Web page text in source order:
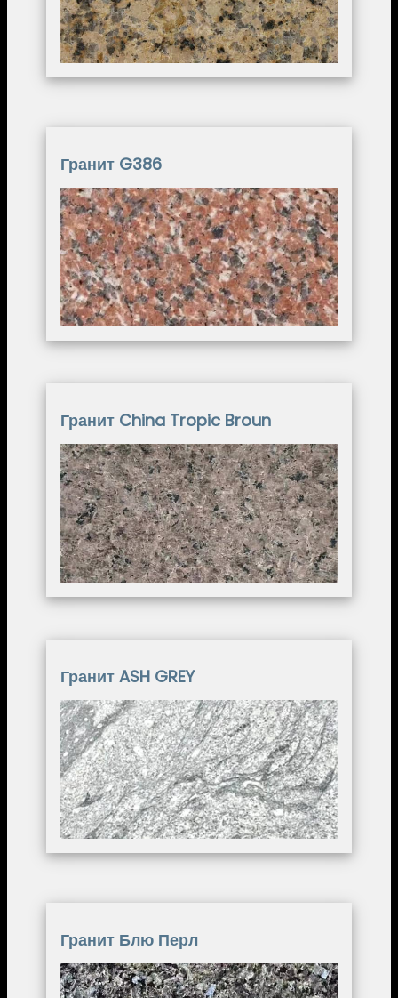
Гранит G386
Image
Гранит China Tropic Broun
Image
Гранит ASH GREY
Image
Гранит Блю Перл
Image